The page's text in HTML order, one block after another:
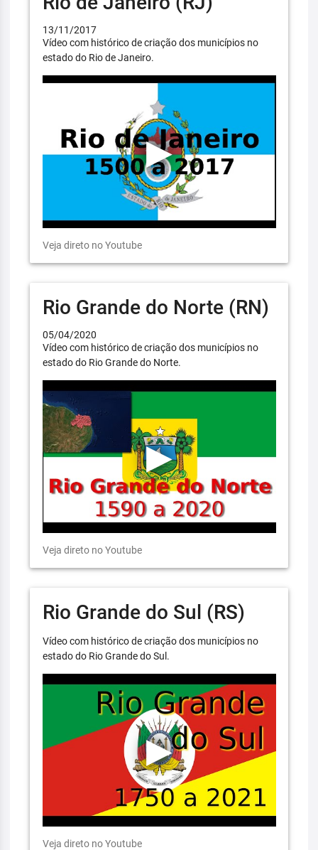
13/11/2017
Vídeo com histórico de criação dos municípios no
estado do Rio de Janeiro.
Veja direto no Youtube
Rio Grande do Norte (RN)
05/04/2020
Vídeo com histórico de criação dos municípios no
estado do Rio Grande do Norte.
Veja direto no Youtube
Rio Grande do Sul (RS)
Vídeo com histórico de criação dos municípios no
estado do Rio Grande do Sul.
Veja direto no Youtube